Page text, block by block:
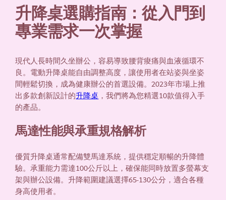
升降桌選購指南：從入門到
專業需求一次掌握
現代人長時間久坐辦公，容易導致腰背痠痛與血液循環不
良。電動升降桌能自由調整高度，讓使用者在站姿與坐姿
間輕鬆切換，成為健康辦公的首選設備。2023年市場上推
出多款創新設計的升降桌，我們將為您精選10款值得入手
的產品。
馬達性能與承重規格解析
優質升降桌通常配備雙馬達系統，提供穩定順暢的升降體
驗。承重能力需達100公斤以上，確保能同時放置多螢幕支
架與辦公設備。升降範圍建議選擇65-130公分，適合各種
身高使用者。